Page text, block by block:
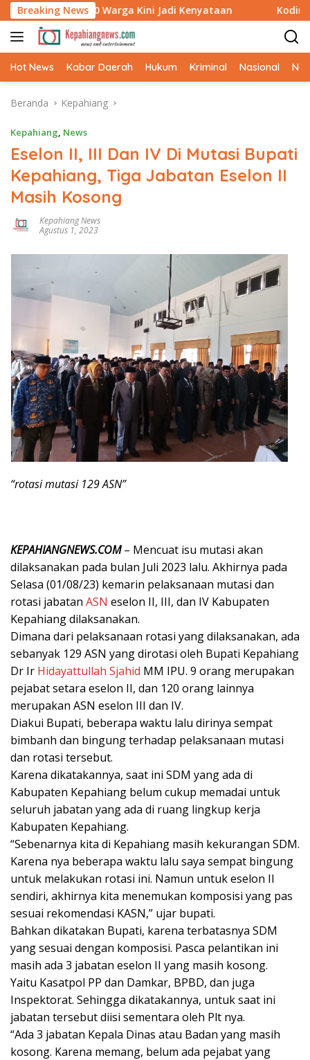
Langsung
ke
konten
Breaking News
540 Warga Kini Jadi Kenyataan Kodim 0409
Hot News Kabar Daerah Hukum Kriminal Nasional
Beranda Kepahiang
Kepahiang, News
Eselon II, III Dan IV Di Mutasi Bupati
Kepahiang, Tiga Jabatan Eselon II
Masih Kosong
Kepahiang News
Agustus 1, 2023
“rotasi mutasi 129 ASN”
KEPAHIANGNEWS.COM– Mencuat isu mutasi akan
dilaksanakan pada bulan Juli 2023 lalu. Akhirnya pada
Selasa (01/08/23) kemarin pelaksanaan mutasi dan
rotasi jabatan ASN eselon II, III, dan IV Kabupaten
Kepahiang dilaksanakan.
Dimana dari pelaksanaan rotasi yang dilaksanakan, ada
sebanyak 129 ASN yang dirotasi oleh Bupati Kepahiang
Dr Ir Hidayattullah Sjahid MM IPU. 9 orang merupakan
pejabat setara eselon II, dan 120 orang lainnya
merupakan ASN eselon III dan IV.
Diakui Bupati, beberapa waktu lalu dirinya sempat
bimbanh dan bingung terhadap pelaksanaan mutasi
dan rotasi tersebut.
Karena dikatakannya, saat ini SDM yang ada di
Kabupaten Kepahiang belum cukup memadai untuk
seluruh jabatan yang ada di ruang lingkup kerja
Kabupaten Kepahiang.
“Sebenarnya kita di Kepahiang masih kekurangan SDM.
Karena nya beberapa waktu lalu saya sempat bingung
untuk melakukan rotasi ini. Namun untuk eselon II
sendiri, akhirnya kita menemukan komposisi yang pas
sesuai rekomendasi KASN,” ujar bupati.
Bahkan dikatakan Bupati, karena terbatasnya SDM
yang sesuai dengan komposisi. Pasca pelantikan ini
masih ada 3 jabatan eselon II yang masih kosong.
Yaitu Kasatpol PP dan Damkar, BPBD, dan juga
Inspektorat. Sehingga dikatakannya, untuk saat ini
jabatan tersebut diisi sementara oleh Plt nya.
“Ada 3 jabatan Kepala Dinas atau Badan yang masih
kosong. Karena memang, belum ada pejabat yang